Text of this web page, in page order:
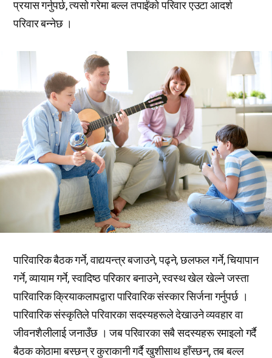
प्रयास गर्नुपर्छ, त्यसो गरेमा बल्ल तपाईंको परिवार एउटा आदर्श
परिवार बन्नेछ ।
पारिवारिक बैठक गर्ने, वाद्ययन्त्र बजाउने, पढ्ने, छलफल गर्ने, चियापान
गर्ने, व्यायाम गर्ने, स्वादिष्ठ परिकार बनाउने, स्वस्थ खेल खेल्ने जस्ता
पारिवारिक क्रियाकलापद्वारा पारिवारिक संस्कार सिर्जना गर्नुपर्छ ।
पारिवारिक संस्कृतिले परिवारका सदस्यहरूले देखाउने व्यवहार वा
जीवनशैलीलाई जनाउँछ । जब परिवारका सबै सदस्यहरू रमाइलो गर्दै
बैठक कोठामा बस्छन् र कुराकानी गर्दै खुशीसाथ हाँस्छन्, तब बल्ल